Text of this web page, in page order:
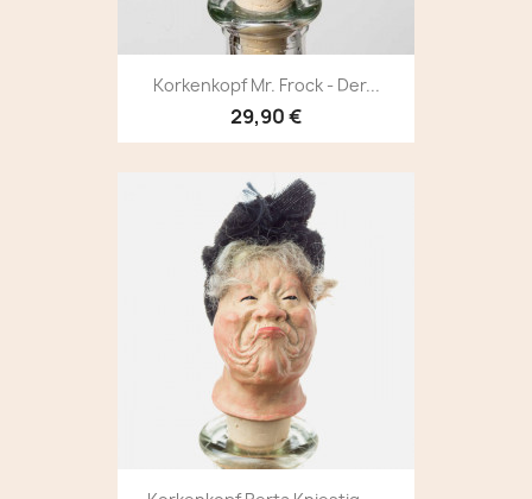
Korkenkopf Mr. Frock - Der...
29,90 €